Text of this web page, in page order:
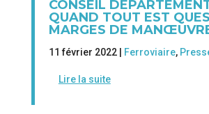
CONSEIL
QUAND TOUT EST
MARGES DE
11 février 2022 | Ferroviaire,
Lire la suite